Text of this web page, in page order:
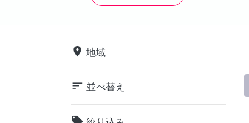
place 地域
sort 並べ替え